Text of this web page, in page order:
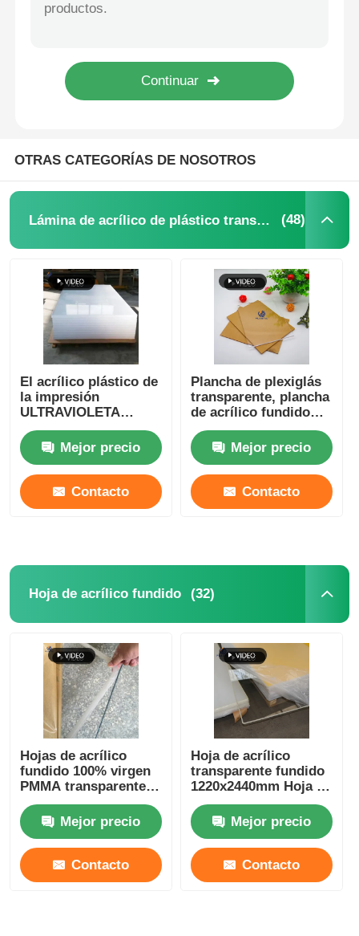
Hoja de acrílico fundido
Caja de almacenamiento acrílico
caja de presentación de acrílico
Hoja de acrílico de espejo
Hoja acrílica congelada
Hoja de acrílico sacada
Hoja de acrílico de mármol
Hojas de acrílico arco iris
Marco de acrílico de la foto
Cortado en hoja acrílica
Tenedor de acrílico de la muestra
OTRAS CATEGORÍAS DE NOSOTROS
Lámina de acrílico de plástico transparente (48)
El acrílico plástico de
la impresión
ULTRAVIOLETA
PMMA cubre
1250x2450m m
transparente
Mejor precio
Contacto
Plancha de plexiglás
transparente, plancha
de acrílico fundido
4x8 pies para
mueblesMejor precio
Contacto
Hoja de acrílico fundido (32)
Hojas de acrílico
fundido 100% virgen
PMMA transparente
ligero Certificado
SGS
Mejor precio
Contacto
Hoja de acrílico
transparente fundido
1220x2440mm Hoja de
plexiglás
1250x2450mm
Mejor precio
Contacto